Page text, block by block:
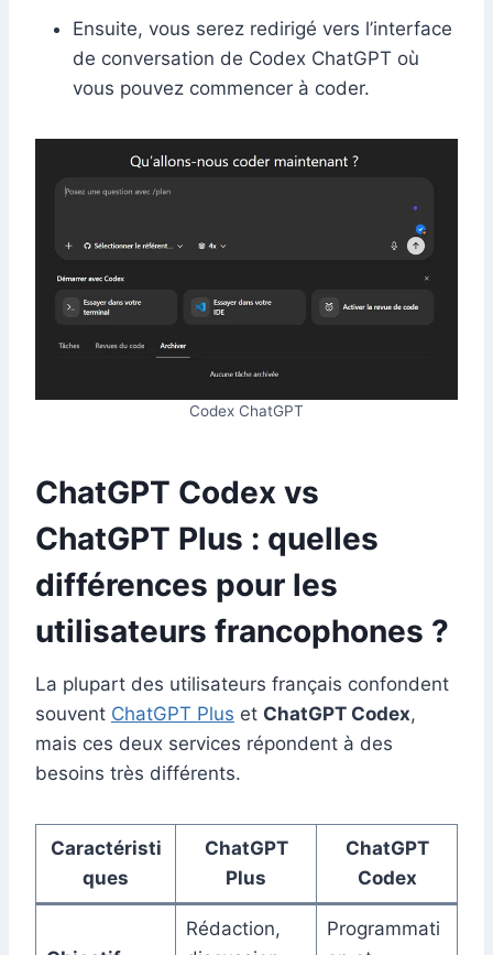
Ensuite, vous serez redirigé vers l’interface
de conversation de Codex ChatGPT où
vous pouvez commencer à coder.
Codex ChatGPT
ChatGPT Codex vs
ChatGPT Plus : quelles
différences pour les
utilisateurs francophones ?
La plupart des utilisateurs français confondent
souvent ChatGPT Plus et ChatGPT Codex,
mais ces deux services répondent à des
besoins très différents.
Caractéristi
ques
ChatGPT
Plus
ChatGPT
Codex
Rédaction,
Programmati